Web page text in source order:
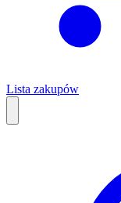
Lista zakupów